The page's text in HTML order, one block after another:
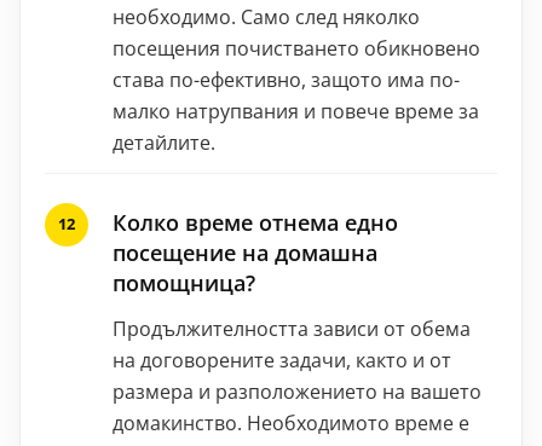
необходимо. Само след няколко
посещения почистването обикновено
става по-ефективно, защото има по-
малко натрупвания и повече време за
детайлите.
Колко време отнема едно
посещение на домашна
помощница?
Продължителността зависи от обема
на договорените задачи, както и от
размера и разположението на вашето
домакинство. Необходимото време е